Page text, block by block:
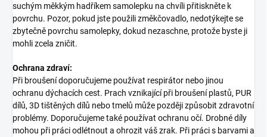
suchým měkkým hadříkem samolepku na chvíli přitiskněte k
povrchu. Pozor, pokud jste použili změkčovadlo, nedotýkejte se
zbytečně povrchu samolepky, dokud nezaschne, protože byste ji
mohli zcela zničit.
Ochrana zdraví:
Při broušení doporučujeme používat respirátor nebo jinou
ochranu dýchacích cest. Prach vznikající při broušení plastů, PUR
dílů, 3D tištěných dílů nebo tmelů může později způsobit zdravotní
problémy. Doporučujeme také používat ochranu očí. Drobné díly
mohou při práci odlétnout a ohrozit váš zrak. Při práci s barvami a